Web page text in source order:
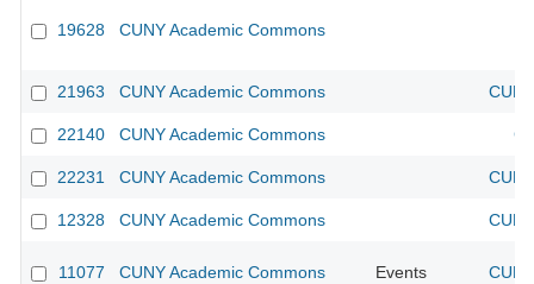
19628 CUNY Academic Commons
21963 CUNY Academic Commons
22140 CUNY Academic Commons
22231 CUNY Academic Commons
12328 CUNY Academic Commons
11077 CUNY Academic Commons Events